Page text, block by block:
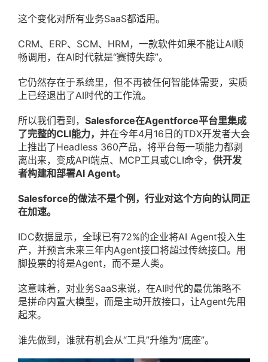
这个变化对所有业务SaaS都适用。
CRM、ERP、SCM、HRM，一款软件如果不能让AI顺
畅调用，在AI时代就是“赛博失踪”。
它仍然存在于系统里，但不再被任何智能体需要，实质
上已经退出了AI时代的工作流。
所以我们看到， Salesforce在Agentforce平台里集成
了完整的CLI能力， 并在今年4月16日的TDX开发者大会
上推出了Headless 360产品，将平台每一项能力都剥
离出来，变成API端点、MCP工具或CLI命令， 供开发
者构建和部署AI Agent。
Salesforce的做法不是个例，行业对这个方向的认同正
在加速。
IDC数据显示，全球已有72%的企业将AI Agent投入生
产，并预言未来三年内Agent接口将超过传统接口。用
脚投票的将是Agent，而不是人类。
这意味着，对业务SaaS来说，在AI时代的最优策略不
是拼命内置大模型，而是主动开放接口，让Agent先用
起来。
谁先做到，谁就有机会从“工具”升维为“底座”。